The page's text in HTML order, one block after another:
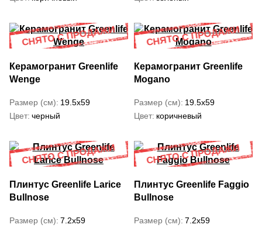
Керамогранит Greenlife
Wenge
Размер (см) 19.5x59
Цвет черный
Керамогранит Greenlife
Mogano
Размер (см) 19.5x59
Цвет коричневый
Плинтус Greenlife Larice
Bullnose
Размер (см) 7.2x59
Плинтус Greenlife Faggio
Bullnose
Размер (см) 7.2x59